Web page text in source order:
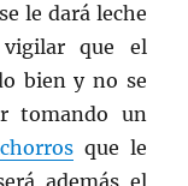
le dará leche
vigilar que el
bien y no se
tomando un
que le